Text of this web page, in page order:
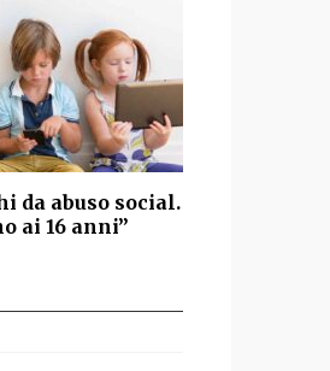
da abuso social.
ai 16 anni”